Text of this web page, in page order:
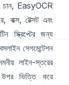
চান, EasyOCR
টেক্সট এবং
স্ক্রিপ্টের জন্য
সেগমেন্টেশন
লাইন-স্তরের
ভিত্তি করে